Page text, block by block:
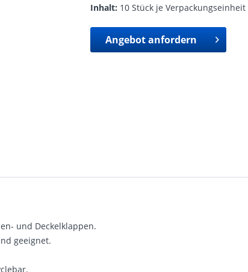
Inhalt: 10 Stück je Verpackungseinheit
Angebot anfordern
und Deckelklappen.
geeignet.